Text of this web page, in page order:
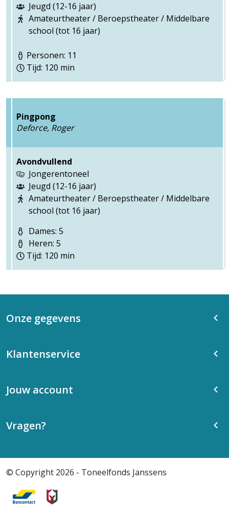
Jeugd (12-16 jaar)
Amateurtheater / Beroepstheater / Middelbare
school (tot 16 jaar)
Personen: 11
Tijd: 120 min
Pingpong
Deforce, Roger
Avondvullend
Jongerentoneel
Jeugd (12-16 jaar)
Amateurtheater / Beroepstheater / Middelbare
school (tot 16 jaar)
Dames: 5
Heren: 5
Tijd: 120 min
Onze gegevens
Klantenservice
Jouw account
Vragen?
© Copyright 2026 - Toneelfonds Janssens